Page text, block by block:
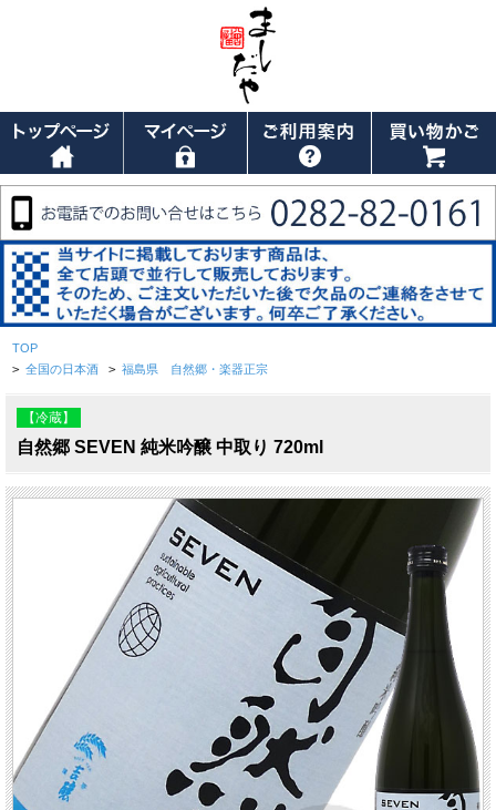
TOP
> 全国の日本酒 > 福島県 自然郷・楽器正宗
【冷蔵】
自然郷 SEVEN 純米吟醸 中取り 720ml